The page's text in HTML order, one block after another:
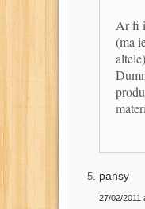
Ar fi
(ma
pansy
27/02/2011